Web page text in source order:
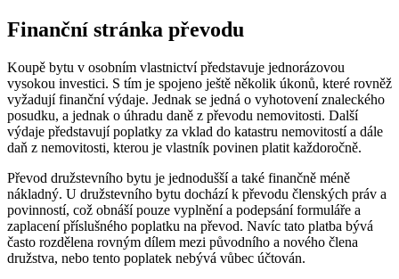
Finanční stránka převodu
Koupě bytu v osobním vlastnictví představuje jednorázovou
vysokou investici. S tím je spojeno ještě několik úkonů, které rovněž
vyžadují finanční výdaje. Jednak se jedná o vyhotovení znaleckého
posudku, a jednak o úhradu daně z převodu nemovitosti. Další
výdaje představují poplatky za vklad do katastru nemovitostí a dále
daň z nemovitosti, kterou je vlastník povinen platit každoročně.
Převod družstevního bytu je jednodušší a také finančně méně
nákladný. U družstevního bytu dochází k převodu členských práv a
povinností, což obnáší pouze vyplnění a podepsání formuláře a
zaplacení příslušného poplatku na převod. Navíc tato platba bývá
často rozdělena rovným dílem mezi původního a nového člena
družstva, nebo tento poplatek nebývá vůbec účtován.